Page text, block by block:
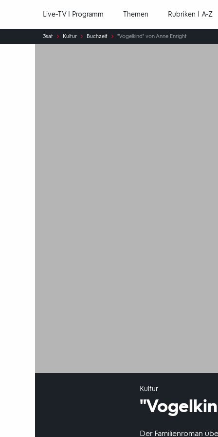
Live-TV | Programm Themen Rubriken | A-Z
Sie
sind
3sat Kultur Buchzeit "Vogelkind" von Anne Enright
Kultur
Der Familienroman